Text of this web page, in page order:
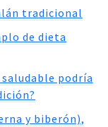
tradicional
de dieta
podría
y biberón),